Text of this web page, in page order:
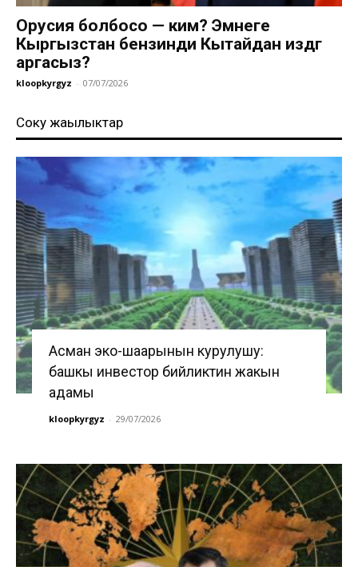
Орусия болбосо — ким? Эмнеге
Кыргызстан бензинди Кытайдан издөөгө
аргасыз?
kloopkyrgyz - 07/07/2026
Соңку жаңылыктар
Асман эко-шаарынын курулушу:
башкы инвестор бийликтин жакын
адамы
kloopkyrgyz - 29/07/2026